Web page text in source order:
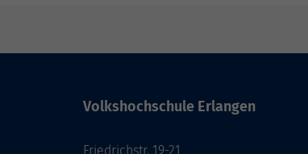
Volkshochschule Erlangen
Friedrichstr. 19-21